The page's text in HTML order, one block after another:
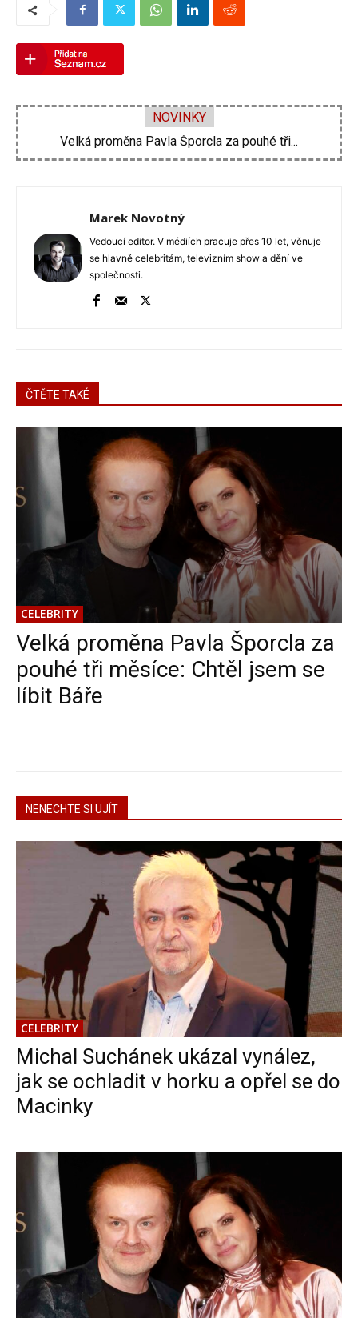
NOVINKY
Velká proměna Pavla Šporcla za pouhé tři...
Marek Novotný
Vedoucí editor. V médiích pracuje přes 10 let, věnuje
se hlavně celebritám, televizním show a dění ve
společnosti.
ČTĚTE TAKÉ
CELEBRITY
Velká proměna Pavla Šporcla za
pouhé tři měsíce: Chtěl jsem se
líbit Báře
NENECHTE SI UJÍT
CELEBRITY
Michal Suchánek ukázal vynález,
jak se ochladit v horku a opřel se do
Macinky